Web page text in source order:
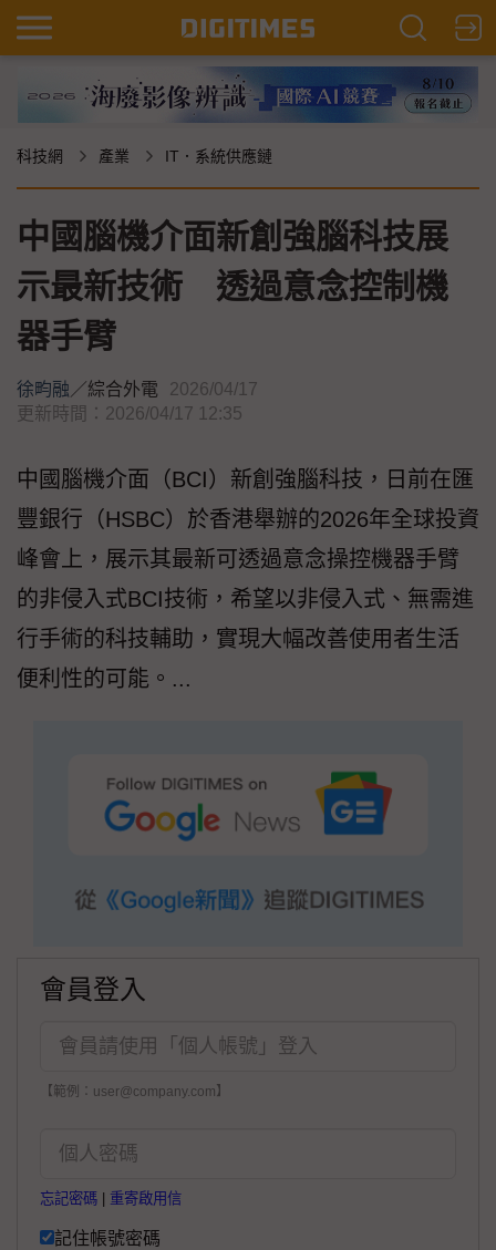
科技網 產業 IT．系統供應鏈
中國腦機介面新創強腦科技展
示最新技術 透過意念控制機
器手臂
徐畇融／綜合外電
2026/04/17
更新時間：2026/04/17 12:35
中國腦機介面（BCI）新創強腦科技，日前在匯
豐銀行（HSBC）於香港舉辦的2026年全球投資
峰會上，展示其最新可透過意念操控機器手臂
的非侵入式BCI技術，希望以非侵入式、無需進
行手術的科技輔助，實現大幅改善使用者生活
便利性的可能。...
會員登入
【範例：user@company.com】
忘記密碼 重寄啟用信
記住帳號密碼